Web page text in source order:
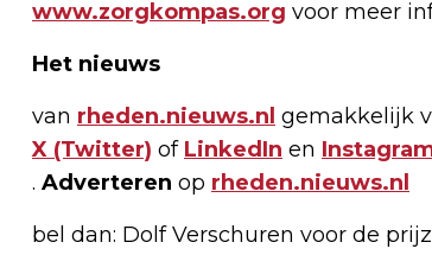
www.zorgkompas.org voor meer
Het nieuws
van rheden.nieuws.nl gemakkelijk
X (Twitter) of LinkedIn en
. Adverteren op rheden.nieuws.nl
bel dan: Dolf Verschuren voor de